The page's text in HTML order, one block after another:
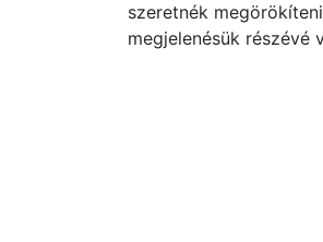
szeretnék
megjelenésük részévé